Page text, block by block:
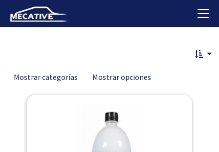
Mostrar categorías Mostrar opciones